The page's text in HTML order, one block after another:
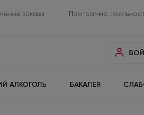
заказа Программа
АЛКОГОЛЬ БАКАЛЕЯ